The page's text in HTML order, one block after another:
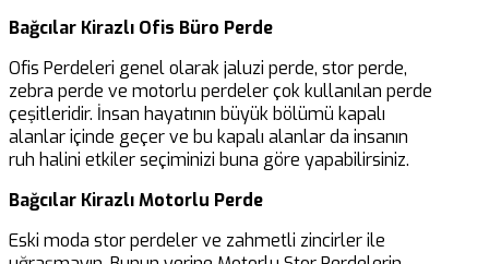
Bağcılar Kirazlı Ofis Büro Perde
Ofis Perdeleri genel olarak jaluzi perde, stor perde,
zebra perde ve motorlu perdeler çok kullanılan perde
çeşitleridir. İnsan hayatının büyük bölümü kapalı
alanlar içinde geçer ve bu kapalı alanlar da insanın
ruh halini etkiler seçiminizi buna göre yapabilirsiniz.
Bağcılar Kirazlı Motorlu Perde
Eski moda stor perdeler ve zahmetli zincirler ile